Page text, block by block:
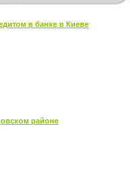
в банке в Киеве
районе